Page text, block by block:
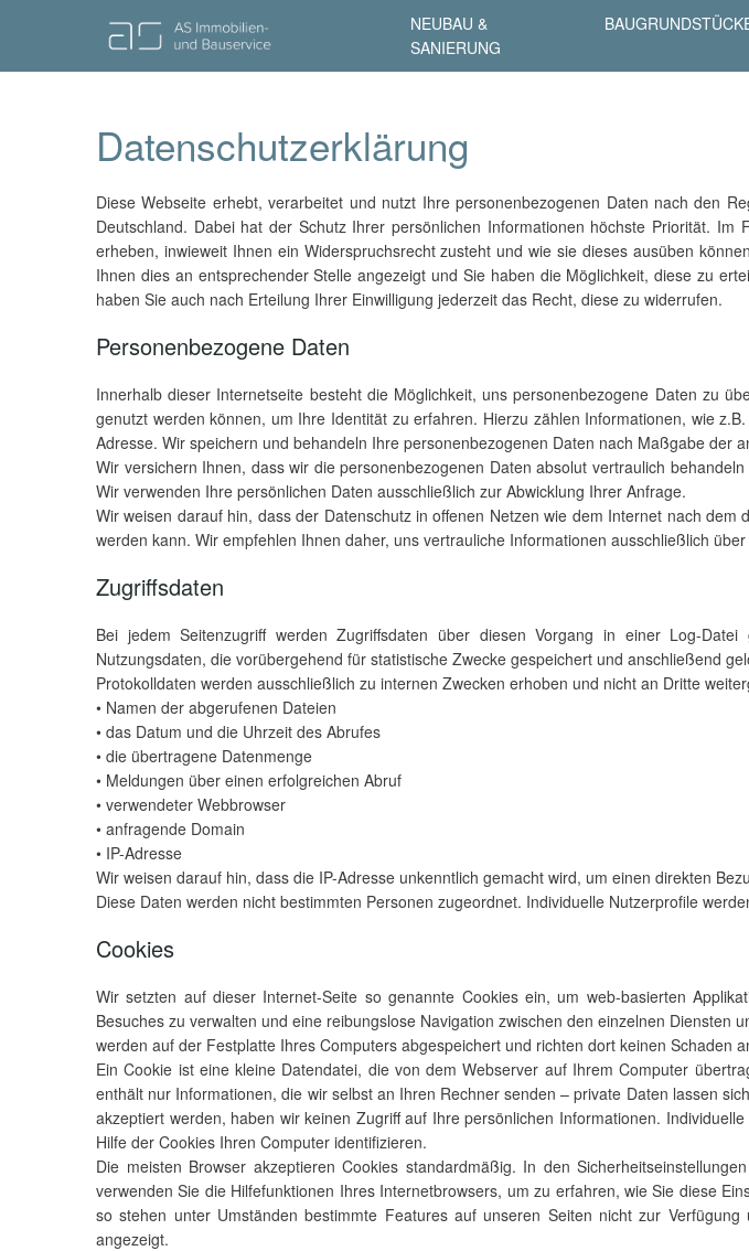
NEUBAU &
SANIERUNG
Datenschutzerklärung
Diese Webseite erhebt, verarbeitet und nutzt Ihre personenbezogenen Daten nach den
Deutschland. Dabei hat der Schutz Ihrer persönlichen Informationen höchste Priorität.
erheben, inwieweit Ihnen ein Widerspruchsrecht zusteht und wie sie dieses ausüben
Ihnen dies an entsprechender Stelle angezeigt und Sie haben die Möglichkeit, diese zu
haben Sie auch nach Erteilung Ihrer Einwilligung jederzeit das Recht, diese zu widerrufen.
Personenbezogene Daten
Innerhalb dieser Internetseite besteht die Möglichkeit, uns personenbezogene Daten zu
genutzt werden können, um Ihre Identität zu erfahren. Hierzu zählen Informationen, wie
Adresse. Wir speichern und behandeln Ihre personenbezogenen Daten nach Maßgabe der
Wir versichern Ihnen, dass wir die personenbezogenen Daten absolut vertraulich
Wir verwenden Ihre persönlichen Daten ausschließlich zur Abwicklung Ihrer Anfrage.
Wir weisen darauf hin, dass der Datenschutz in offenen Netzen wie dem Internet nach
werden kann. Wir empfehlen Ihnen daher, uns vertrauliche Informationen ausschließlich
Zugriffsdaten
Bei jedem Seitenzugriff werden Zugriffsdaten über diesen Vorgang in einer Log-
Nutzungsdaten, die vorübergehend für statistische Zwecke gespeichert und anschließend
Protokolldaten werden ausschließlich zu internen Zwecken erhoben und nicht an Dritte
• Namen der abgerufenen Dateien
• das Datum und die Uhrzeit des Abrufes
• die übertragene Datenmenge
• Meldungen über einen erfolgreichen Abruf
• verwendeter Webbrowser
• anfragende Domain
• IP-Adresse
Wir weisen darauf hin, dass die IP-Adresse unkenntlich gemacht wird, um einen direkten
Diese Daten werden nicht bestimmten Personen zugeordnet. Individuelle Nutzerprofile
Cookies
Wir setzten auf dieser Internet-Seite so genannte Cookies ein, um web-basierten
Besuches zu verwalten und eine reibungslose Navigation zwischen den einzelnen Diensten
werden auf der Festplatte Ihres Computers abgespeichert und richten dort keinen Schaden
Ein Cookie ist eine kleine Datendatei, die von dem Webserver auf Ihrem Computer
enthält nur Informationen, die wir selbst an Ihren Rechner senden – private Daten lassen
akzeptiert werden, haben wir keinen Zugriff auf Ihre persönlichen Informationen.
Hilfe der Cookies Ihren Computer identifizieren.
Die meisten Browser akzeptieren Cookies standardmäßig. In den
verwenden Sie die Hilfefunktionen Ihres Internetbrowsers, um zu erfahren, wie Sie diese
so stehen unter Umständen bestimmte Features auf unseren Seiten nicht zur
angezeigt.